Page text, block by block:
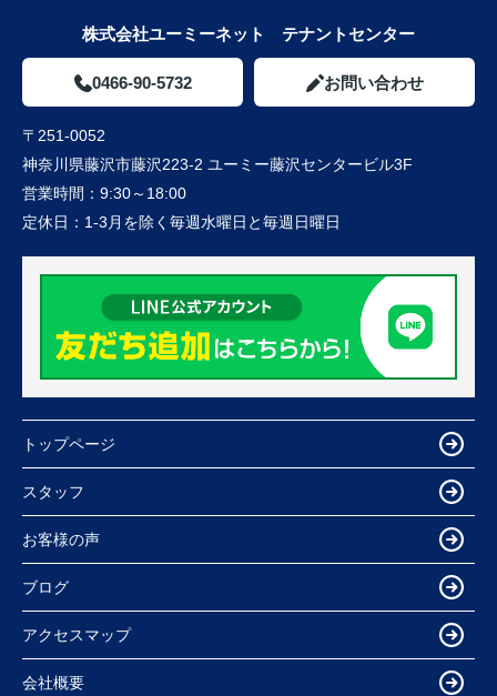
株式会社ユーミーネット テナントセンター
0466-90-5732 お問い合わせ
〒251-0052
神奈川県藤沢市藤沢223-2 ユーミー藤沢センタービル3F
営業時間： 9:30～18:00
定休日： 1-3月を除く毎週水曜日と毎週日曜日
トップページ
スタッフ
お客様の声
ブログ
アクセスマップ
会社概要